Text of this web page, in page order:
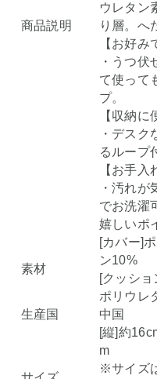
商品説明
ウレタン
り層。へ
【お好み
・うつ
て使って
プ。
【収納に
・デス
るループ
【お手入
・汚れ
でお洗濯
嬉しいポ
素材
[カバー]
ン10%
[クッショ
ポリウレ
生産国
中国
[縦]約
m
※サイズ